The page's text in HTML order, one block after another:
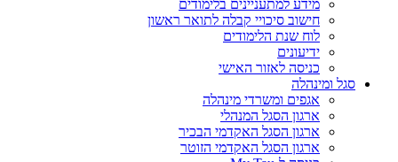
מידע למתעניינים בלימודים
חישוב סיכויי קבלה לתואר ראשון
לוח שנת הלימודים
ידיעונים
כניסה לאזור האישי
סגל ומינהלה
אגפים ומשרדי מינהלה
ארגון הסגל המנהלי
ארגון הסגל האקדמי הבכיר
ארגון הסגל האקדמי הזוטר